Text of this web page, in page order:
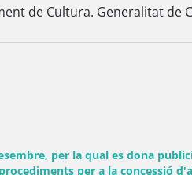
de Cultura. Generalitat de
per la qual es dona
per a la concessió